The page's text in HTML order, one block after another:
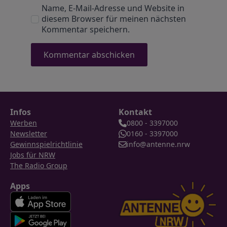
Name, E-Mail-Adresse und Website in
diesem Browser für meinen nächsten
Kommentar speichern.
Infos
Werben
Newsletter
Gewinnspielrichtlinie
Jobs für NRW
The Radio Group
Kontakt
0800 - 3397000
0160 - 3397000
info@antenne.nrw
Apps